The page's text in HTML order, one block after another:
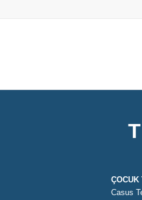
ÇOCUK
Casus